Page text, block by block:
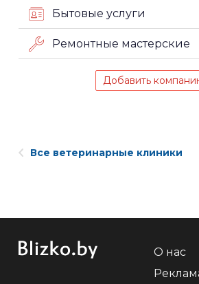
Бытовые услуги
Ремонтные мастерские
Добавить
Все ветеринарные клиники
О нас